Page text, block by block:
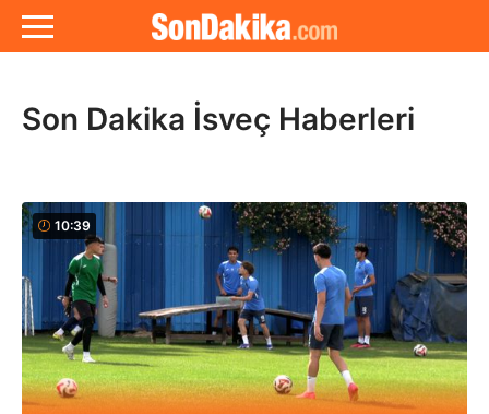
Son Dakika İsveç Haberleri
10:39